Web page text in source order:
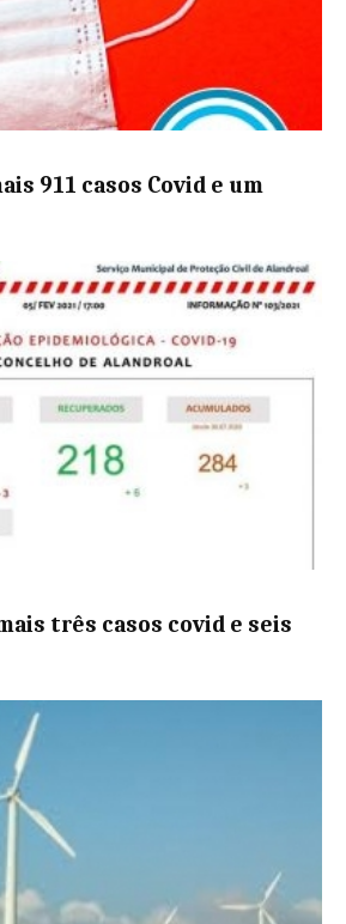
911 casos Covid e um
três casos covid e seis